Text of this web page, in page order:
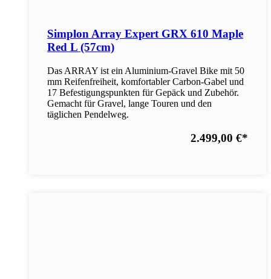
Simplon Array Expert GRX 610 Maple
Red L (57cm)
Das ARRAY ist ein Aluminium-Gravel Bike mit 50
mm Reifenfreiheit, komfortabler Carbon-Gabel und
17 Befestigungspunkten für Gepäck und Zubehör.
Gemacht für Gravel, lange Touren und den
täglichen Pendelweg.
2.499,00 €*